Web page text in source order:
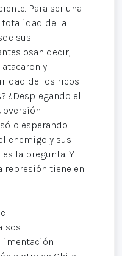
Para ser una
totalidad de la
sus
osan decir,
y
de los ricos
¿Desplegando el
esperando
enemigo y sus
es la pregunta. Y
represión tiene en